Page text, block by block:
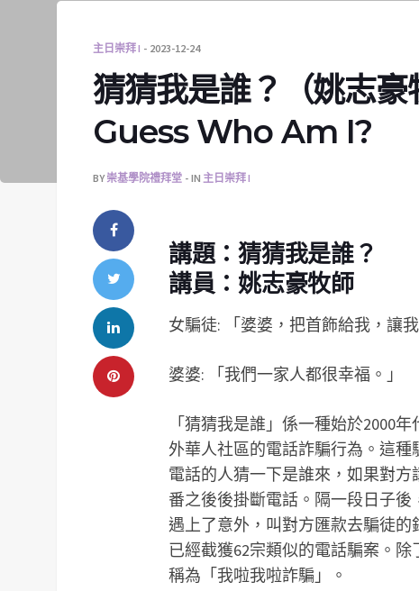
主日崇拜 I 2023-12-24
猜猜我是誰？（姚志豪
Guess Who Am I?
BY崇基學院禮拜堂 IN 主日崇拜 I
講題：猜猜我是誰？
講員：姚志豪牧師
女騙徒: 「婆婆，把首飾給我，讓
婆婆: 「我們一家人都很幸福。」
「猜猜我是誰」係一種始於2000
外華人社區的電話詐騙行為。這
電話的人猜一下是誰來，如果對
番之後後掛斷電話。隔一段日子
遇上了意外，叫對方匯款去騙徒
已經截獲62宗類似的電話騙案。
稱為「我啦我啦詐騙」。